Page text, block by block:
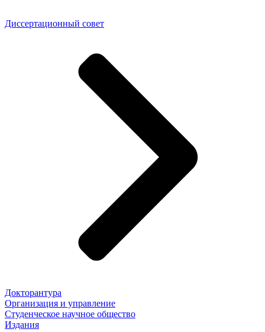
Диссертационный совет
Докторантура
Организация и управление
Студенческое научное общество
Издания